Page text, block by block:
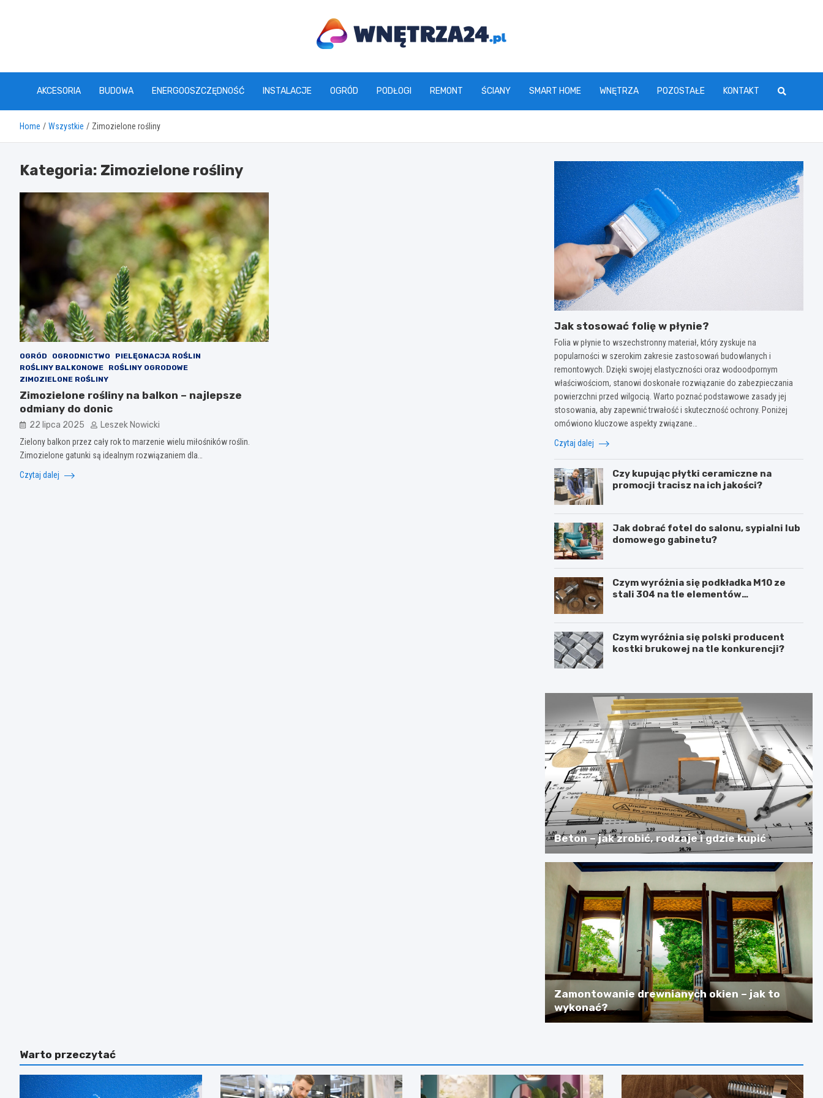
www.wnetrza24.pl
AKCESORIA BUDOWA ENERGOOSZCZĘDNOŚĆ INSTALACJE OGRÓD PODŁOGI REMONT ŚCIANY SMART HOME WNĘTRZA POZOSTAŁE KONTAKT
Home Wszystkie Zimozielone rośliny
Kategoria: Zimozielone rośliny
OGRÓD OGRODNICTWO
PIELĘGNACJA ROŚLIN
ROŚLINY BALKONOWE
ROŚLINY OGRODOWE
ZIMOZIELONE ROŚLINY
Zimozielone rośliny na balkon – najlepsze
odmiany do donic
22 lipca 2025 Leszek Nowicki
Zielony balkon przez cały rok to marzenie wielu miłośników roślin.
Zimozielone gatunki są idealnym rozwiązaniem dla…
Czytaj dalej
Jak stosować folię w płynie?
Folia w płynie to wszechstronny materiał, który zyskuje na
popularności w szerokim zakresie zastosowań budowlanych i
remontowych. Dzięki swojej elastyczności oraz wodoodpornym
właściwościom, stanowi doskonałe rozwiązanie do zabezpieczania
powierzchni przed wilgocią. Warto poznać podstawowe zasady jej
stosowania, aby zapewnić trwałość i skuteczność ochrony. Poniżej
omówiono kluczowe aspekty związane…
Czytaj dalej
Czy kupując płytki ceramiczne na
promocji tracisz na ich jakości?
Jak dobrać fotel do salonu, sypialni lub
domowego gabinetu?
Czym wyróżnia się podkładka M10 ze
stali 304 na tle elementów
Czym wyróżnia się polski producent
kostki brukowej na tle konkurencji?
Beton – jak zrobić, rodzaje i gdzie kupić
Zamontowanie drewnianych okien – jak to
wykonać?
Warto przeczytać